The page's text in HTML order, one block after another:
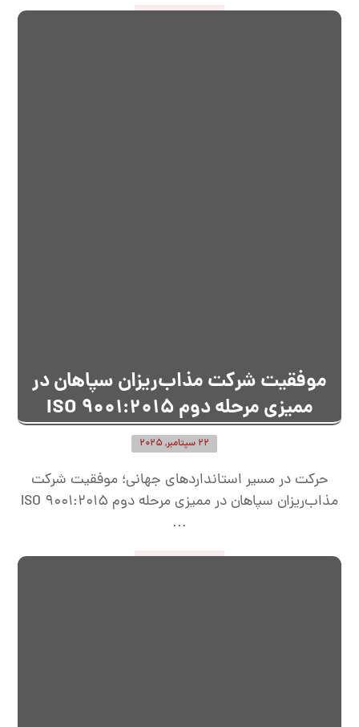
ادامه مطلب
موفقیت شرکت مذاب‌ریزان سپاهان در
ممیزی مرحله دوم ISO 9001:2015
22 سپتامبر, 2025
حرکت در مسیر استانداردهای جهانی؛ موفقیت شرکت
مذاب‌ریزان سپاهان در ممیزی مرحله دوم ISO 9001:2015
...
ادامه مطلب